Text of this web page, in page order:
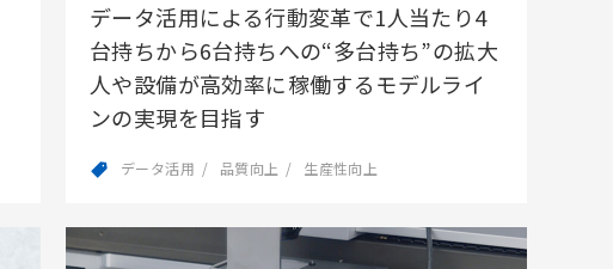
データ活用による行動変革で1人当たり4
台持ちから6台持ちへの“多台持ち”の拡大
人や設備が高効率に稼働するモデルライ
ンの実現を目指す
データ活用 品質向上 生産性向上